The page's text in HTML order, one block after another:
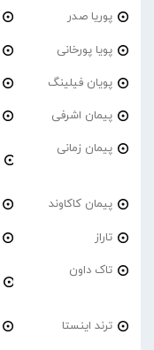
پوریا صدر
پویا پورخانی
پویان فیلینگ
پیمان اشرفی
پیمان زمانی
پیمان کاکاوند
تاراز
تاک داون
ترند اینستا